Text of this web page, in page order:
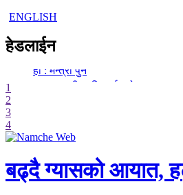
ENGLISH
हेडलाईन- बढ्दै ग्यासको आयात, हट्दै अभाव
- समृद्धिका लागि अनुसन्धान,
हो : मन्त्री पुन
1
2
3
4
बढ्दै ग्यासको आयात,